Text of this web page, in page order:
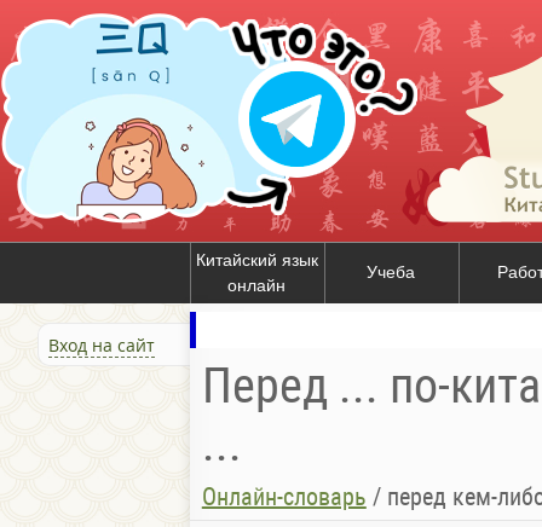
Китайский язык
онлайн
Учеба
Вход на сайт
Перед ... по-
...
Онлайн-словарь / перед кем-